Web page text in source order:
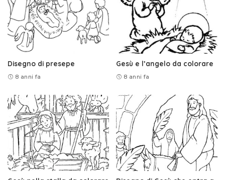
Disegno di presepe
8 anni fa
Gesù e l’angelo da colorare
8 anni fa